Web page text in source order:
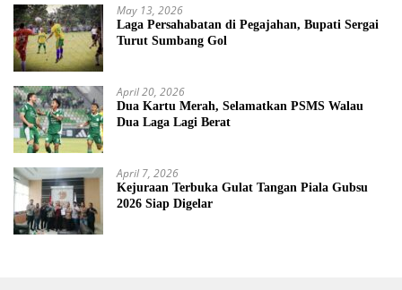
May 13, 2026
Laga Persahabatan di Pegajahan, Bupati Sergai
Turut Sumbang Gol
April 20, 2026
Dua Kartu Merah, Selamatkan PSMS Walau
Dua Laga Lagi Berat
April 7, 2026
Kejuraan Terbuka Gulat Tangan Piala Gubsu
2026 Siap Digelar